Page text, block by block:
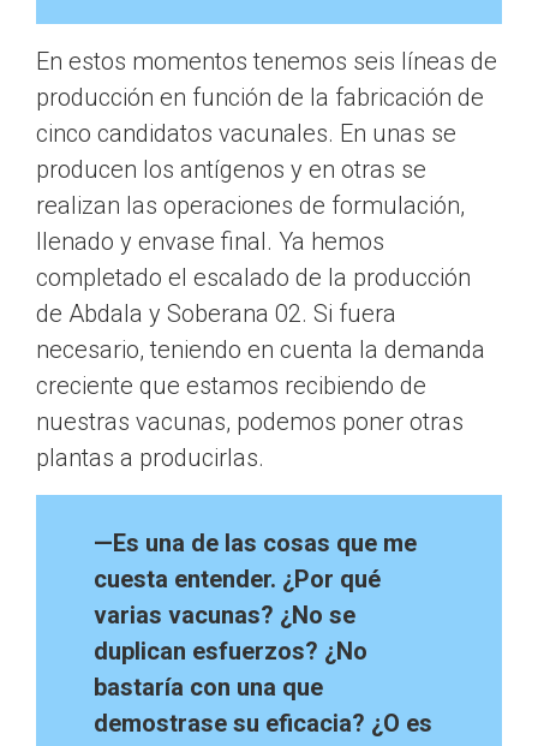
En estos momentos tenemos seis líneas de
producción en función de la fabricación de
cinco candidatos vacunales. En unas se
producen los antígenos y en otras se
realizan las operaciones de formulación,
llenado y envase final. Ya hemos
completado el escalado de la producción
de Abdala y Soberana 02. Si fuera
necesario, teniendo en cuenta la demanda
creciente que estamos recibiendo de
nuestras vacunas, podemos poner otras
plantas a producirlas.
—Es una de las cosas que me
cuesta entender. ¿Por qué
varias vacunas? ¿No se
duplican esfuerzos? ¿No
bastaría con una que
demostrase su eficacia? ¿O es